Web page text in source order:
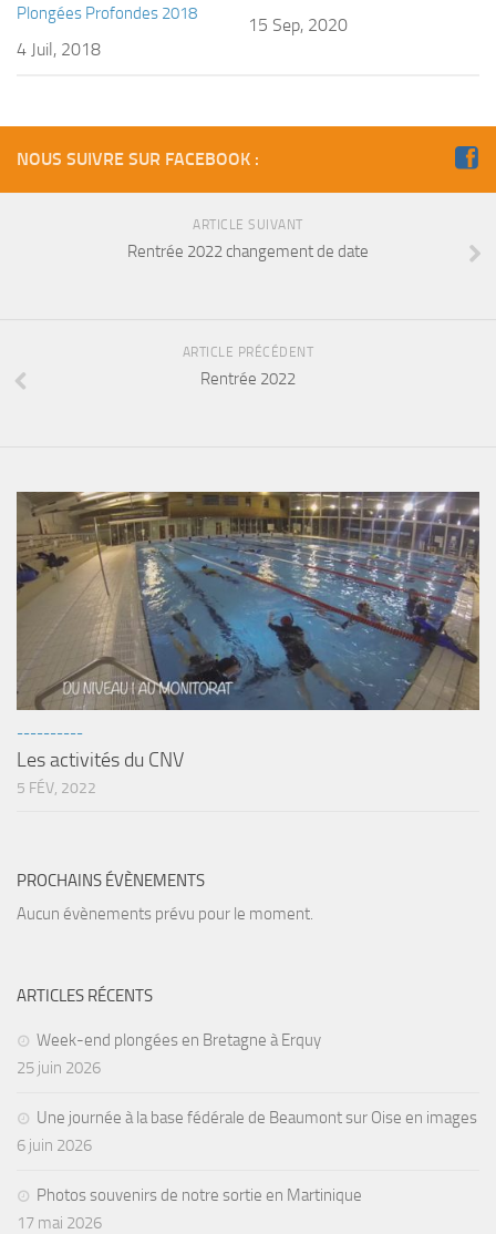
Sorties 2020
Sorties 2019
Sorties 2018
sorties 2017
Sorties 2016
Sorties 2015
Sorties 2014
BIO SUB
Lac Merveilleux
AUDIOVISUEL
Vidéo
Peinture
NAGE
NAP / NEV
Agenda
Résultats Compétitions
Plongées Profondes 2018
4 Juil, 2018
15 Sep, 2020
NOUS SUIVRE SUR FACEBOOK :
ARTICLE SUIVANT
Rentrée 2022 changement de date
ARTICLE PRÉCÉDENT
Rentrée 2022
----------
Les activités du CNV
5 FÉV, 2022
PROCHAINS ÉVÈNEMENTS
Aucun évènements prévu pour le moment.
ARTICLES RÉCENTS
Week-end plongées en Bretagne à Erquy
25 juin 2026
Une journée à la base fédérale de Beaumont sur Oise en images
6 juin 2026
Photos souvenirs de notre sortie en Martinique
17 mai 2026